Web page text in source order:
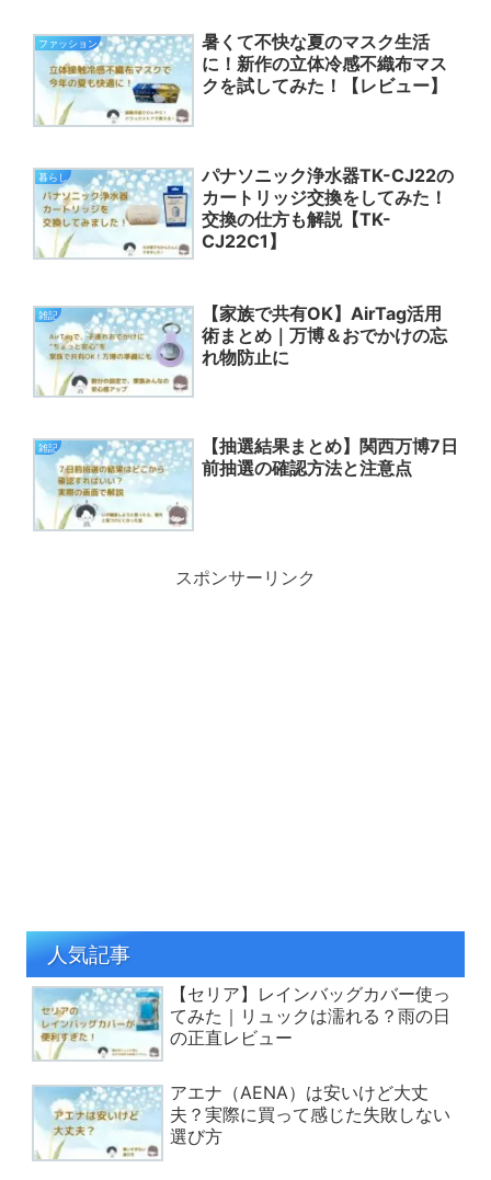
ファッション
暑くて不快な夏のマスク生活
に！新作の立体冷感不織布マス
クを試してみた！【レビュー】
暮らし
パナソニック浄水器TK-CJ22の
カートリッジ交換をしてみた！
交換の仕方も解説【TK-
CJ22C1】
雑記
【家族で共有OK】AirTag活用
術まとめ｜万博＆おでかけの忘
れ物防止に
雑記
【抽選結果まとめ】関西万博7日
前抽選の確認方法と注意点
スポンサーリンク
人気記事
【セリア】レインバッグカバー使っ
てみた｜リュックは濡れる？雨の日
の正直レビュー
アエナ（AENA）は安いけど大丈
夫？実際に買って感じた失敗しない
選び方